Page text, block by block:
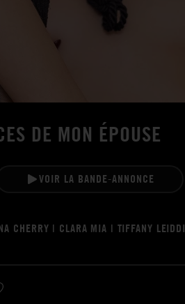
DE MON ÉPOUSE
VOIR LA BANDE-ANNONCE
CHERRY | CLARA MIA | TIFFANY LEIDDI